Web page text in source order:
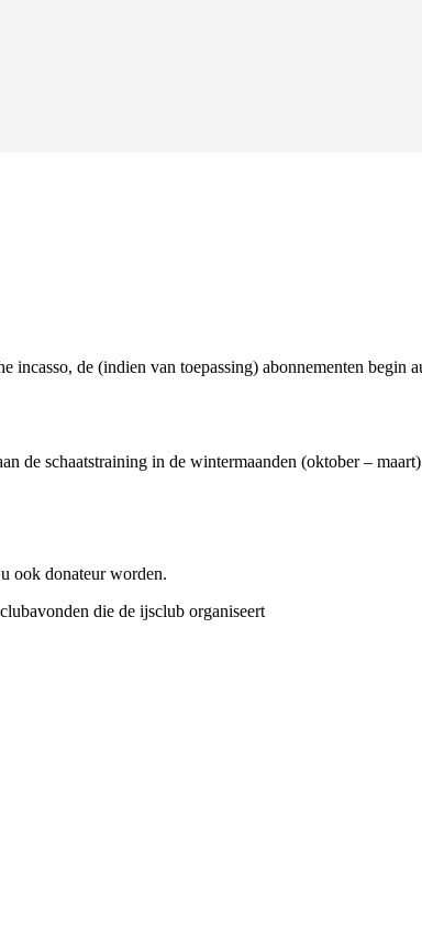
de (indien van toepassing) abonnementen begin
de schaatstraining in de wintermaanden (oktober –
ook donateur worden.
die de ijsclub organiseert